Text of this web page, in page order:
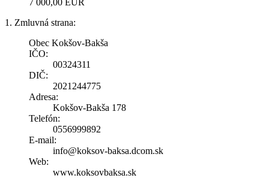
1. Zmluvná strana:
Obec Kokšov-Bakša
IČO:
00324311
DIČ:
2021244775
Adresa:
Kokšov-Bakša 178
Telefón:
0556999892
E-mail:
info@koksov-baksa.dcom.sk
Web:
www.koksovbaksa.sk